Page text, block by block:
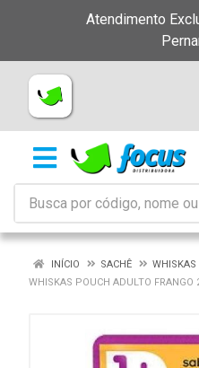
Atendimento
INÍCIO SACHÊ
WHISKAS
WHISKAS POUCH ADULTO FRANGO